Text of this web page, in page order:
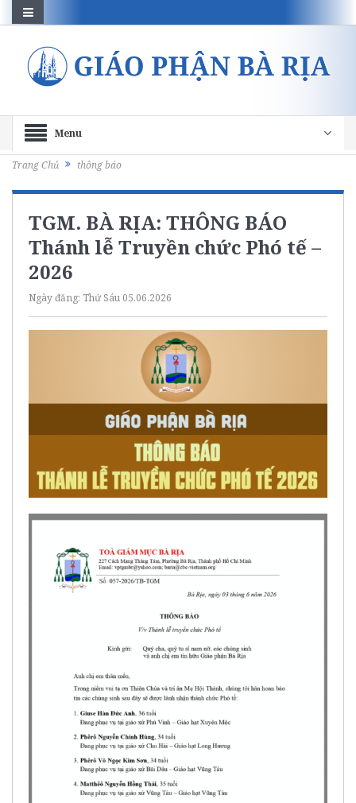
Menu
Trang Chủ thông báo
TGM. BÀ RỊA: THÔNG BÁO
Thánh lễ Truyền chức Phó tế –
2026
Ngày đăng: Thứ Sáu 05.06.2026